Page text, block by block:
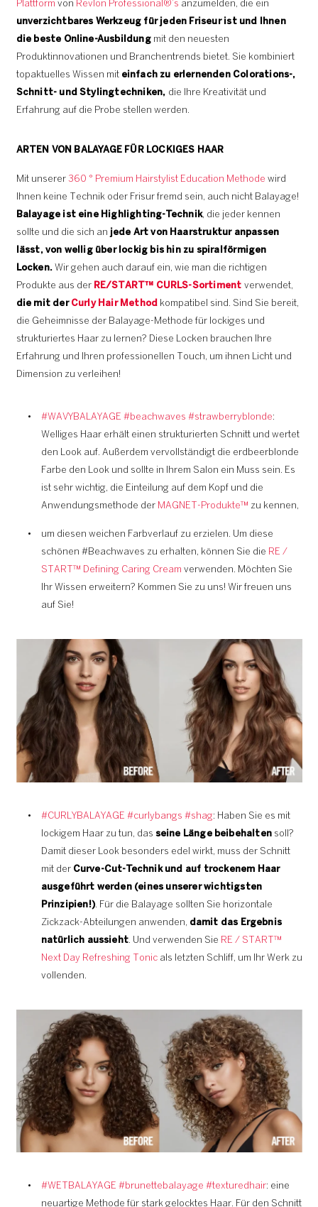
Plattform von Revlon Professional®’s anzumelden, die ein
unverzichtbares Werkzeug für jeden Friseur ist und Ihnen
die beste Online-Ausbildungmit den neuesten
Produktinnovationen und Branchentrends bietet. Sie kombiniert
topaktuelles Wissen mit einfach zu erlernenden Colorations-,
Schnitt- und Stylingtechniken, die Ihre Kreativität und
Erfahrung auf die Probe stellen werden.
ARTEN VON BALAYAGE FÜR LOCKIGES HAAR
Mit unserer 360 ° Premium Hairstylist Education Methode wird
Ihnen keine Technik oder Frisur fremd sein, auch nicht Balayage!
Balayage ist eine Highlighting-Technik, die jeder kennen
sollte und die sich an jede Art von Haarstruktur anpassen
lässt, von wellig über lockig bis hin zu spiralförmigen
Locken.Wir gehen auch darauf ein, wie man die richtigen
Produkte aus der RE/START™ CURLS-Sortiment verwendet,
die mit der Curly Hair Method kompatibel sind. Sind Sie bereit,
die Geheimnisse der Balayage-Methode für lockiges und
strukturiertes Haar zu lernen? Diese Locken brauchen Ihre
Erfahrung und Ihren professionellen Touch, um ihnen Licht und
Dimension zu verleihen!
#WAVYBALAYAGE #beachwaves #strawberryblonde:
Welliges Haar erhält einen strukturierten Schnitt und wertet
den Look auf. Außerdem vervollständigt die erdbeerblonde
Farbe den Look und sollte in Ihrem Salon ein Muss sein. Es
ist sehr wichtig, die Einteilung auf dem Kopf und die
Anwendungsmethode der MAGNET-Produkte™ zu kennen,
um diesen weichen Farbverlauf zu erzielen. Um diese
schönen #Beachwaves zu erhalten, können Sie die RE /
START™ Defining Caring Cream verwenden. Möchten Sie
Ihr Wissen erweitern? Kommen Sie zu uns! Wir freuen uns
auf Sie!
#CURLYBALAYAGE #curlybangs #shag: Haben Sie es mit
lockigem Haar zu tun, das seine Länge beibehalten soll?
Damit dieser Look besonders edel wirkt, muss der Schnitt
mit der Curve-Cut-Technik und auf trockenem Haar
ausgeführt werden (eines unserer wichtigsten
Prinzipien!). Für die Balayage sollten Sie horizontale
Zickzack-Abteilungen anwenden, damit das Ergebnis
natürlich aussieht. Und verwenden Sie RE / START™
Next Day Refreshing Tonicals letzten Schliff, um Ihr Werk zu
vollenden.
#WETBALAYAGE #brunettebalayage #texturedhair: eine
neuartige Methode für stark gelocktes Haar. Für den Schnitt